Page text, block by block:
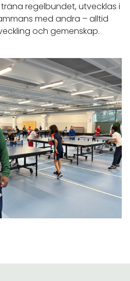
regelbundet, utvecklas i
med andra – alltid
och gemenskap.